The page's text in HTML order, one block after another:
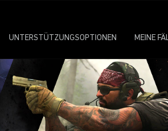
UNTERSTÜTZUNGSOPTIONEN MEINE